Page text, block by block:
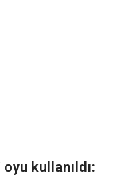
kullanıldı: